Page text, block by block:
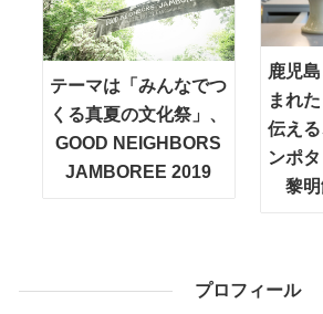
テーマは「みんなでつ
くる真夏の文化祭」、
GOOD NEIGHBORS
JAMBOREE 2019
鹿児
まれ
伝え
ンポ
黎
プロフィール